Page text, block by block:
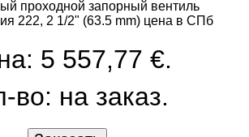
5 557,77 €.
во: на заказ.